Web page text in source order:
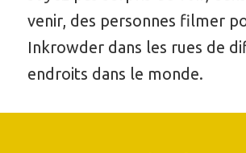
venir, des personnes filmer
Inkrowder dans les rues de
endroits dans le monde.